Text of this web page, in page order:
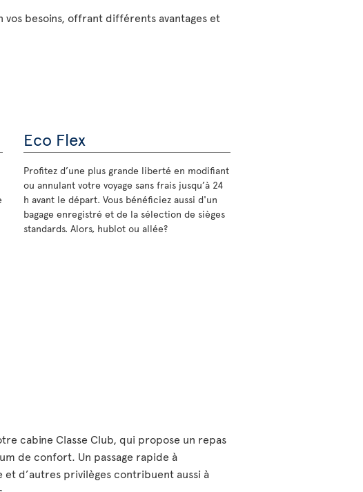
besoins, offrant différents avantages et
Eco Flex
Profitez d’une plus grande liberté en modifiant
ou annulant votre voyage sans frais jusqu’à 24
h avant le départ. Vous bénéficiez aussi d'un
bagage enregistré et de la sélection de sièges
standards. Alors, hublot ou allée?
cabine Classe Club, qui propose un repas
de confort. Un passage rapide à
d’autres privilèges contribuent aussi à